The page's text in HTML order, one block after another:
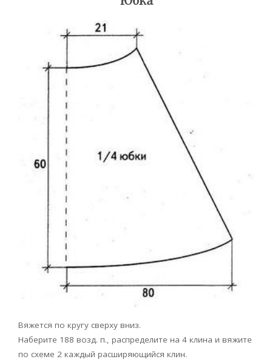
Вяжется по кругу сверху вниз.
Наберите 188 возд. п., распределите на 4 клина и вяжите
по схеме 2 каждый расширяющийся клин.